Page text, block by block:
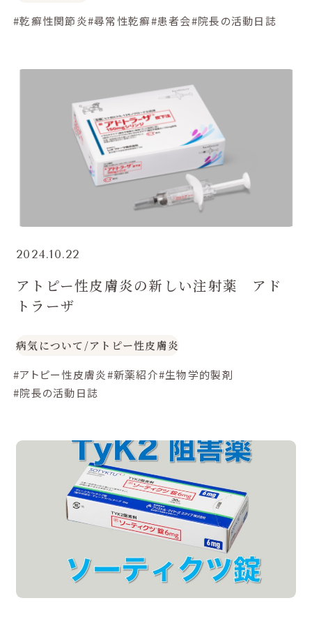
#乾癬性関節炎#尋常性乾癬#患者会#院長の活動日誌
2024.10.22
アトピー性皮膚炎の新しい注射薬 アド
トラーザ
病気について/アトピー性皮膚炎
#アトピー性皮膚炎#新薬紹介#生物学的製剤
#院長の活動日誌